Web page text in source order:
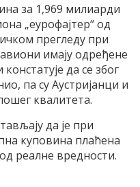
за 1,969 милиарди
„еурофајтер“ од
прегледу при
имају одређене
да се због
па су Аустријанци и
квалитета.
да је при
куповина плаћена
реалне вредности.